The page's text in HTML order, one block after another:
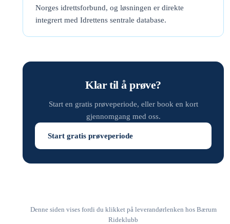
Norges idrettsforbund, og løsningen er direkte
integrert med Idrettens sentrale database.
Klar til å prøve?
Start en gratis prøveperiode, eller book en kort
gjennomgang med oss.
Start gratis prøveperiode
Denne siden vises fordi du klikket på leverandørlenken hos Bærum
Rideklubb